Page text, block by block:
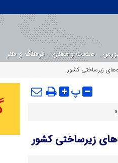
صنعت و معدن فرهنگ و هنر
زیرساختی کشور
پ
زیرساختی کشور